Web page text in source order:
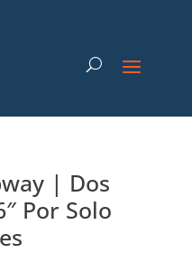
| Dos
Por Solo